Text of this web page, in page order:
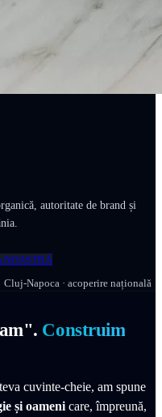
autoritate de brand și
NOASTRĂ
Cluj-Napoca · acoperire națională
Construim
cuvinte-cheie, am spune
și oameni care, împreună,